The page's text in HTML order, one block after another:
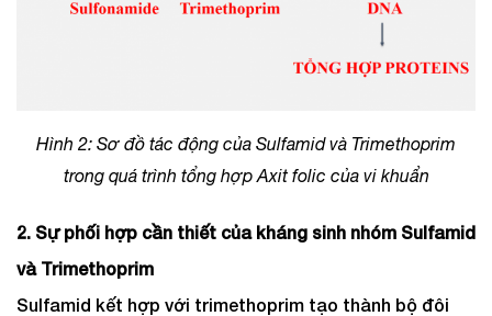
Hình 2: Sơ đồ tác động của Sulfamid và Trimethoprim
trong quá trình tổng hợp Axit folic của vi khuẩn
2. Sự phối hợp cần thiết của kháng sinh nhóm Sulfamid
và Trimethoprim
Sulfamid kết hợp với trimethoprim tạo thành bộ đôi